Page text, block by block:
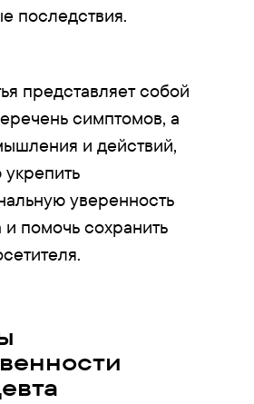
последствия.
представляет собой
симптомов, а
и действий,
уверенность
помочь сохранить